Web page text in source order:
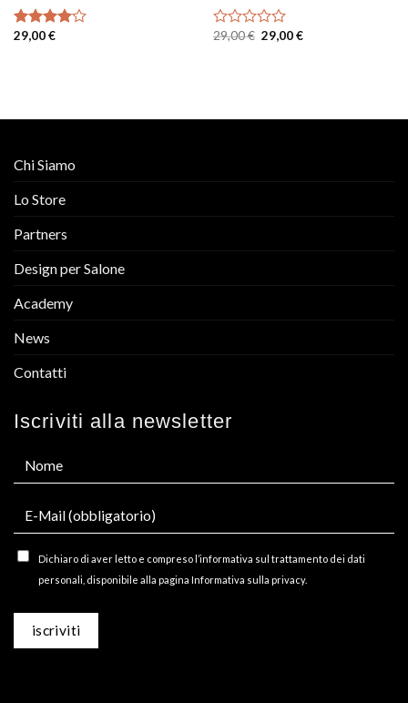
Valutato
29,00€
Valutato
29,00€ 29,00€
Chi Siamo
Lo Store
Partners
Design per Salone
Academy
News
Contatti
Iscriviti alla newsletter
Dichiaro di aver letto e compreso l’informativa sul trattamento dei dati
personali, disponibile alla pagina Informativa sulla privacy.